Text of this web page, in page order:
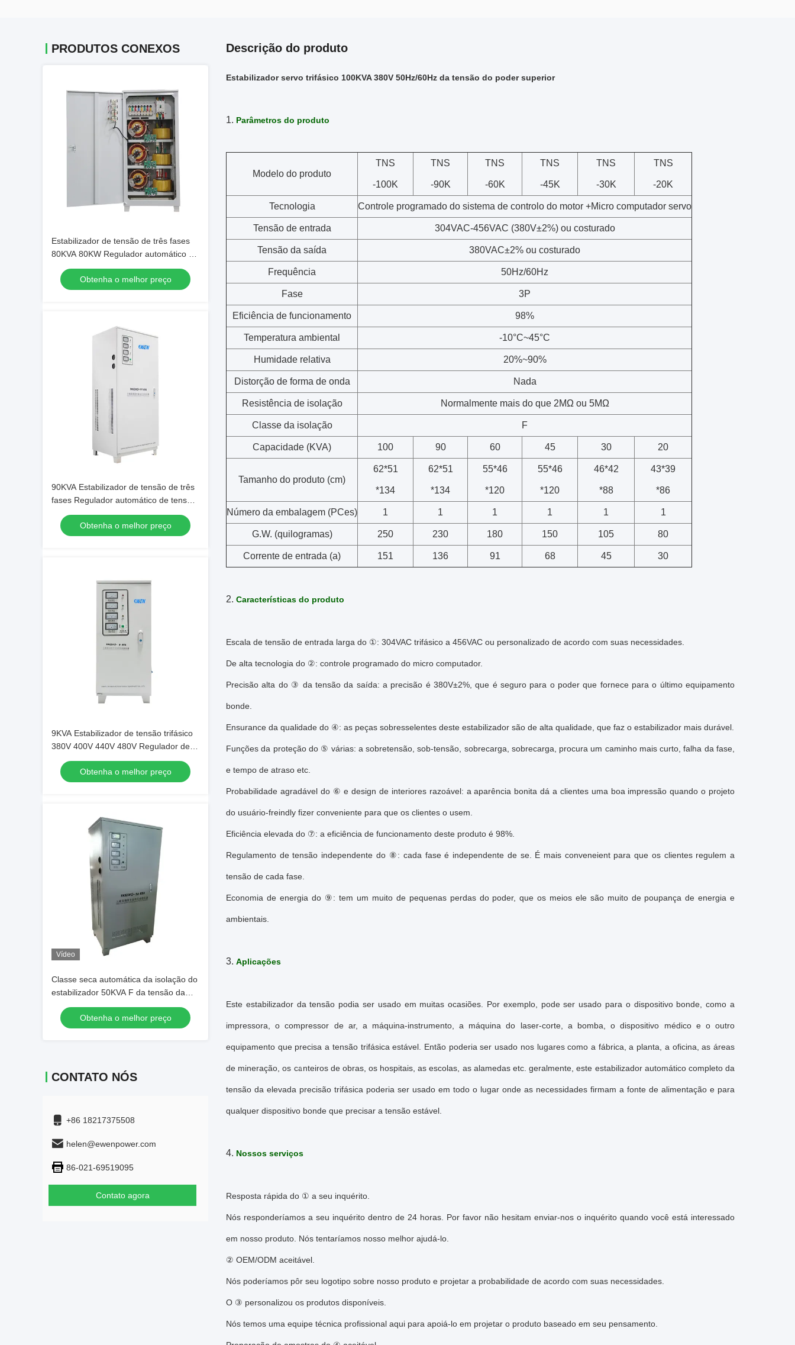
PRODUTOS CONEXOS
Estabilizador de tensão de três fases
80KVA 80KW Regulador automático de
tensão e estabilizador para uso
industrialObtenha o melhor preço
90KVA Estabilizador de tensão de três
fases Regulador automático de tensão
com tecnologia de servomotor para
máquina de corte a laser
Obtenha o melhor preço
9KVA Estabilizador de tensão trifásico
380V 400V 440V 480V Regulador de
potência AC Personalização aceitável
Obtenha o melhor preço
Vídeo
Classe seca automática da isolação do
estabilizador 50KVA F da tensão da
fase do tipo três
Obtenha o melhor preço
CONTATO NÓS
+86 18217375508
helen@ewenpower.com
86-021-69519095
Contato agora
Descrição do produto
Estabilizador servo trifásico 100KVA 380V 50Hz/60Hz da tensão do poder superior
1. Parâmetros do produto
Modelo do produto
TNS
-100K
TNS
-90K
TNS
-60K
TNS
-45K
TNS
-30K
TNS
-20K
Tecnologia Controle programado do sistema de controlo do motor +Micro computador servo
Tensão de entrada 304VAC-456VAC (380V±2%) ou costurado
Tensão da saída 380VAC±2% ou costurado
Frequência 50Hz/60Hz
Fase 3P
Eficiência de funcionamento 98%
Temperatura ambiental -10°C~45°C
Humidade relativa 20%~90%
Distorção de forma de onda Nada
Resistência de isolação Normalmente mais do que 2MΩ ou 5MΩ
Classe da isolação F
Capacidade (KVA) 100 90 60 45 30 20
Tamanho do produto (cm)
62*51
*134
62*51
*134
55*46
*120
55*46
*120
46*42
*88
43*39
*86
Número da embalagem (PCes) 1 1 1 1 1 1
G.W. (quilogramas) 250 230 180 150 105 80
Corrente de entrada (a) 151 136 91 68 45 30
2. Características do produto
Escala de tensão de entrada larga do ①: 304VAC trifásico a 456VAC ou personalizado de acordo com suas necessidades.
De alta tecnologia do ②: controle programado do micro computador.
Precisão alta do ③ da tensão da saída: a precisão é 380V±2%, que é seguro para o poder que fornece para o último equipamento
bonde.
Ensurance da qualidade do ④: as peças sobresselentes deste estabilizador são de alta qualidade, que faz o estabilizador mais durável.
Funções da proteção do ⑤ várias: a sobretensão, sob-tensão, sobrecarga, sobrecarga, procura um caminho mais curto, falha da fase,
e tempo de atraso etc.
Probabilidade agradável do ⑥ e design de interiores razoável: a aparência bonita dá a clientes uma boa impressão quando o projeto
do usuário-freindly fizer conveniente para que os clientes o usem.
Eficiência elevada do ⑦: a eficiência de funcionamento deste produto é 98%.
Regulamento de tensão independente do ⑧: cada fase é independente de se. É mais conveneient para que os clientes regulem a
tensão de cada fase.
Economia de energia do ⑨: tem um muito de pequenas perdas do poder, que os meios ele são muito de poupança de energia e
ambientais.
3. Aplicações
Este estabilizador da tensão podia ser usado em muitas ocasiões. Por exemplo, pode ser usado para o dispositivo bonde, como a
impressora, o compressor de ar, a máquina-instrumento, a máquina do laser-corte, a bomba, o dispositivo médico e o outro
equipamento que precisa a tensão trifásica estável. Então poderia ser usado nos lugares como a fábrica, a planta, a oficina, as áreas
de mineração, os canteiros de obras, os hospitais, as escolas, as alamedas etc. geralmente, este estabilizador automático completo da
tensão da elevada precisão trifásica poderia ser usado em todo o lugar onde as necessidades firmam a fonte de alimentação e para
qualquer dispositivo bonde que precisar a tensão estável.
4. Nossos serviços
Resposta rápida do ① a seu inquérito.
Nós responderíamos a seu inquérito dentro de 24 horas. Por favor não hesitam enviar-nos o inquérito quando você está interessado
em nosso produto. Nós tentaríamos nosso melhor ajudá-lo.
② OEM/ODM aceitável.
Nós poderíamos pôr seu logotipo sobre nosso produto e projetar a probabilidade de acordo com suas necessidades.
O ③ personalizou os produtos disponíveis.
Nós temos uma equipe técnica profissional aqui para apoiá-lo em projetar o produto baseado em seu pensamento.